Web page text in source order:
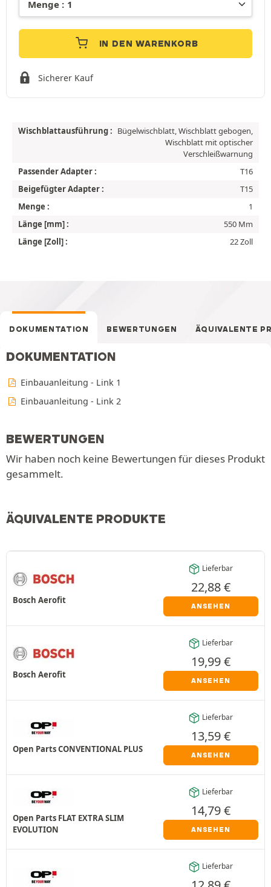
IN DEN WARENKORB
Sicherer Kauf
Wischblattausführung : Bügelwischblatt, Wischblatt gebogen,
Wischblatt mit optischer
Verschleißwarnung
Passender Adapter :
T16
Beigefügter Adapter :
T15
Menge :
1
Länge [mm] :
550 Mm
Länge [Zoll] :
22 Zoll
DOKUMENTATION BEWERTUNGEN ÄQUIVALENTE
DOKUMENTATION
Einbauanleitung - Link 1
Einbauanleitung - Link 2
BEWERTUNGEN
Wir haben noch keine Bewertungen für dieses Produkt
gesammelt.
ÄQUIVALENTE PRODUKTE
Bosch Aerofit
Lieferbar
22,88€
ANSEHEN
Bosch Aerofit
Lieferbar
19,99€
ANSEHEN
Open Parts CONVENTIONAL PLUS
Lieferbar
13,59€
ANSEHEN
Open Parts FLAT EXTRA SLIM
EVOLUTION
Lieferbar
14,79€
ANSEHEN
Lieferbar